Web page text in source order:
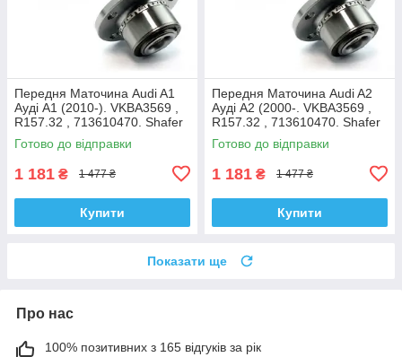
Передня Маточина Audi A1
Ауді А1 (2010-). VKBA3569 ,
R157.32 , 713610470. Shafer
Австрія
Готово до відправки
1 181 ₴ 1 477 ₴
Купити
Передня Маточина Audi A2
Ауді А2 (2000-. VKBA3569 ,
R157.32 , 713610470. Shafer
Австрія
Готово до відправки
1 181 ₴ 1 477 ₴
Купити
Показати ще
Про нас
100% позитивних з 165 відгуків за рік